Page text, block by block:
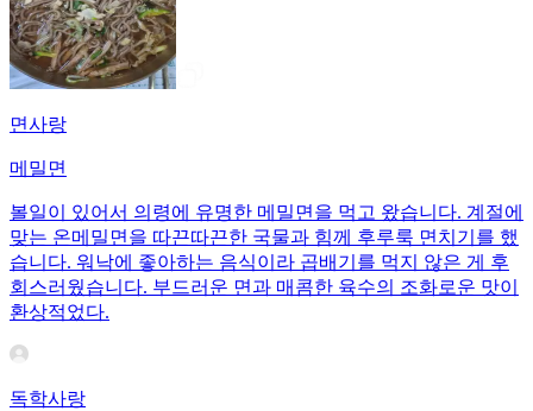
면사랑
메밀면
볼일이 있어서 의령에 유명한 메밀면을 먹고 왔습니다. 계절에
맞는 온메밀면을 따끈따끈한 국물과 힘께 후루룩 면치기를 했
습니다. 워낙에 좋아하는 음식이라 곱배기를 먹지 않은 게 후
회스러웠습니다. 부드러운 면과 매콤한 육수의 조화로운 맛이
환상적었다.
독학사랑